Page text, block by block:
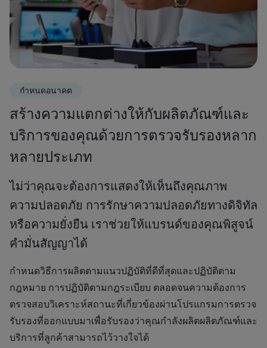
กำหนดอนาคต
สร้างความแตกต่างให้กับผลิตภัณฑ์และ
บริการของคุณด้วยการตรวจรับรองหลาก
หลายประเภท
ไม่ว่าคุณจะต้องการแสดงให้เห็นถึงคุณภาพ
ความปลอดภัย การรักษาความปลอดภัยทางดิจิทัล
หรือความยั่งยืน เราช่วยให้แบรนด์ของคุณพิสูจน์
คำมั่นสัญญาได้
กำหนดวิธีการผลิตตามแนวปฏิบัติที่ดีที่สุดและปฏิบัติตาม
กฎหมาย การปฏิบัติตามกฎระเบียบ ตลอดจนความต้องการ
ตรวจสอบวิเคราะห์สถานะที่เกี่ยวข้องผ่านโปรแกรมการตรวจ
รับรองที่ออกแบบมาเพื่อรับรองว่าคุณกำลังผลิตผลิตภัณฑ์และ
บริการที่ลูกค้าสามารถไว้วางใจได้